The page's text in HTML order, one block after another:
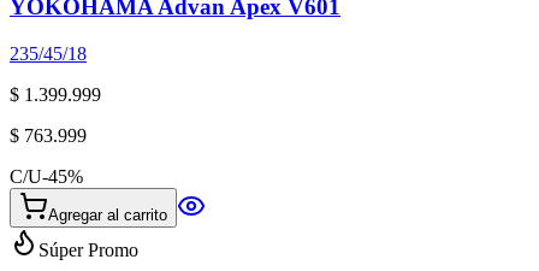
YOKOHAMA Advan Apex V601
235/45/18
$ 1.399.999
$ 763.999
C/U-45%
Agregar al carrito
Súper Promo